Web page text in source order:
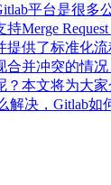
平台是很多
Merge
提供了标准化
合并冲突的情
？本文将为大家
解决，Gitlab如